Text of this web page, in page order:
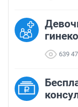
639